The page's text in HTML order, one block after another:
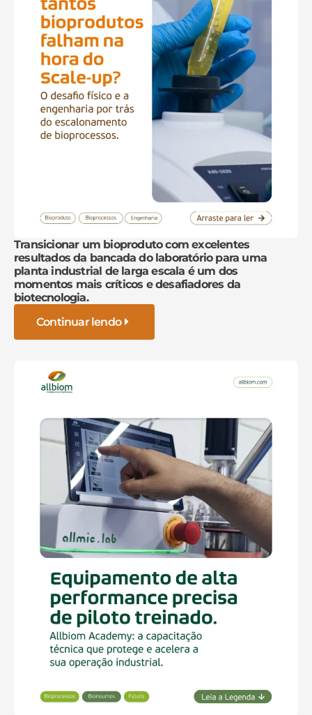
Transicionar um bioproduto com excelentes
resultados da bancada do laboratório para uma
planta industrial de larga escala é um dos
momentos mais críticos e desafiadores da
biotecnologia.
Continuar lendo